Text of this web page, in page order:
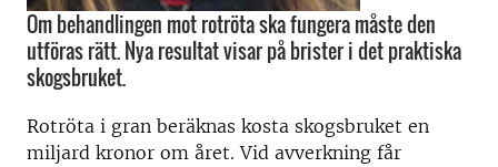
Om behandlingen mot rotröta ska fungera måste den
utföras rätt. Nya resultat visar på brister i det praktiska
skogsbruket.
Rotröta i gran beräknas kosta skogsbruket en
miljard kronor om året. Vid avverkning får